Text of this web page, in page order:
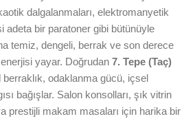
dalgalanmaları, elektromanyetik
adeta bir paratoner gibi bütünüyle
temiz, dengeli, berrak ve son derece
yayar. Doğrudan 7. Tepe (Taç)
odaklanma gücü, içsel
bağışlar. Salon konsolları, şık vitrin
prestijli makam masaları için harika bir